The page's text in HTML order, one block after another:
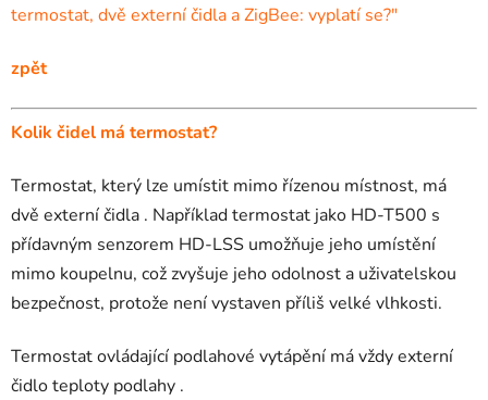
termostat, dvě externí čidla a ZigBee: vyplatí se?"
zpět
Kolik čidel má termostat?
Termostat, který lze umístit mimo řízenou místnost, má
dvě externí čidla . Například termostat jako HD-T500 s
přídavným senzorem HD-LSS umožňuje jeho umístění
mimo koupelnu, což zvyšuje jeho odolnost a uživatelskou
bezpečnost, protože není vystaven příliš velké vlhkosti.
Termostat ovládající podlahové vytápění má vždy externí
čidlo teploty podlahy .